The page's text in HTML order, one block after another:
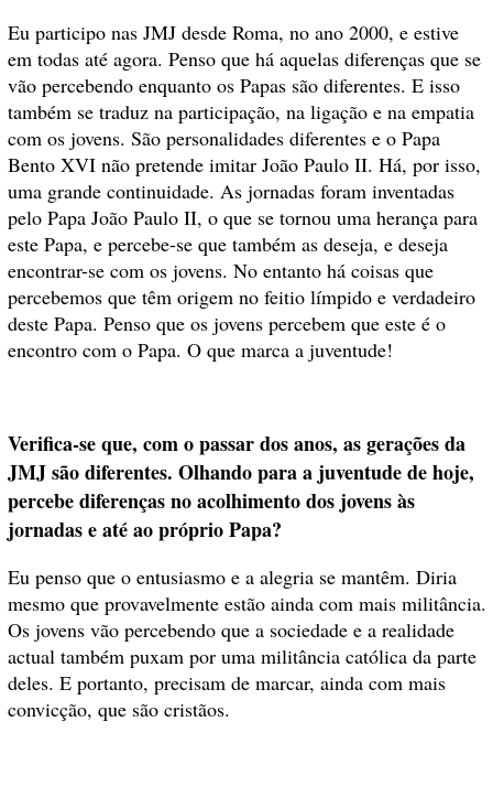
Eu participo nas JMJ desde Roma, no ano 2000, e estive
em todas até agora. Penso que há aquelas diferenças que se
vão percebendo enquanto os Papas são diferentes. E isso
também se traduz na participação, na ligação e na empatia
com os jovens. São personalidades diferentes e o Papa
Bento XVI não pretende imitar João Paulo II. Há, por isso,
uma grande continuidade. As jornadas foram inventadas
pelo Papa João Paulo II, o que se tornou uma herança para
este Papa, e percebe-se que também as deseja, e deseja
encontrar-se com os jovens. No entanto há coisas que
percebemos que têm origem no feitio límpido e verdadeiro
deste Papa. Penso que os jovens percebem que este é o
encontro com o Papa. O que marca a juventude!
Verifica-se que, com o passar dos anos, as gerações da
JMJ são diferentes. Olhando para a juventude de hoje,
percebe diferenças no acolhimento dos jovens às
jornadas e até ao próprio Papa?
Eu penso que o entusiasmo e a alegria se mantêm. Diria
mesmo que provavelmente estão ainda com mais militância.
Os jovens vão percebendo que a sociedade e a realidade
actual também puxam por uma militância católica da parte
deles. E portanto, precisam de marcar, ainda com mais
convicção, que são cristãos.